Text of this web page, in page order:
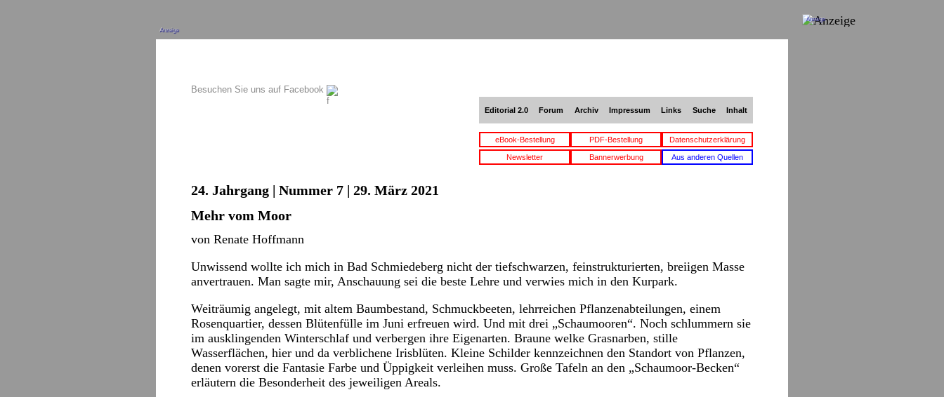
Anzeige
Besuchen Sie uns auf Facebook
Editorial 2.0 Forum Archiv Impressum Links Suche Inhalt
eBook-Bestellung PDF-Bestellung Datenschutzerklärung
Newsletter Bannerwerbung Aus anderen Quellen
24. Jahrgang | Nummer 7 | 29. März 2021
Mehr vom Moor
von Renate Hoffmann
Unwissend wollte ich mich in Bad Schmiedeberg nicht der tiefschwarzen, feinstrukturierten, breiigen Masse
anvertrauen. Man sagte mir, Anschauung sei die beste Lehre und verwies mich in den Kurpark.
Weiträumig angelegt, mit altem Baumbestand, Schmuckbeeten, lehrreichen Pflanzenabteilungen, einem
Rosenquartier, dessen Blütenfülle im Juni erfreuen wird. Und mit drei „Schaumooren“. Noch schlummern sie
im ausklingenden Winterschlaf und verbergen ihre Eigenarten. Braune welke Grasnarben, stille
Wasserflächen, hier und da verblichene Irisblüten. Kleine Schilder kennzeichnen den Standort von Pflanzen,
denen vorerst die Fantasie Farbe und Üppigkeit verleihen muss. Große Tafeln an den „Schaumoor-Becken“
erläutern die Besonderheit des jeweiligen Areals.
Anzeige